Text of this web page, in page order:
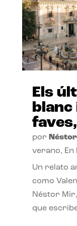
Els
blanc
por
verano, En
Un relato
como
Néstor
que